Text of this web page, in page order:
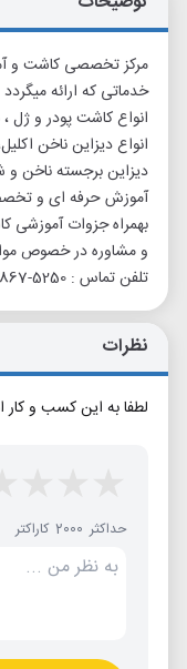
مرکز تخصصی کاشت و
خدماتی که ارائه
انواع کاشت پودر و ژل
انواع دیزاین ناخن
دیزاین برجسته ناخن و
آموزش حرفه ای و
بهمراه جزوات آموزشی
و مشاوره در خصوص
تلفن تماس : 5250-867-0936 (خادمی)
نظرات
لطفا به این کسب و کار
حداکثر 2000 کاراکتر